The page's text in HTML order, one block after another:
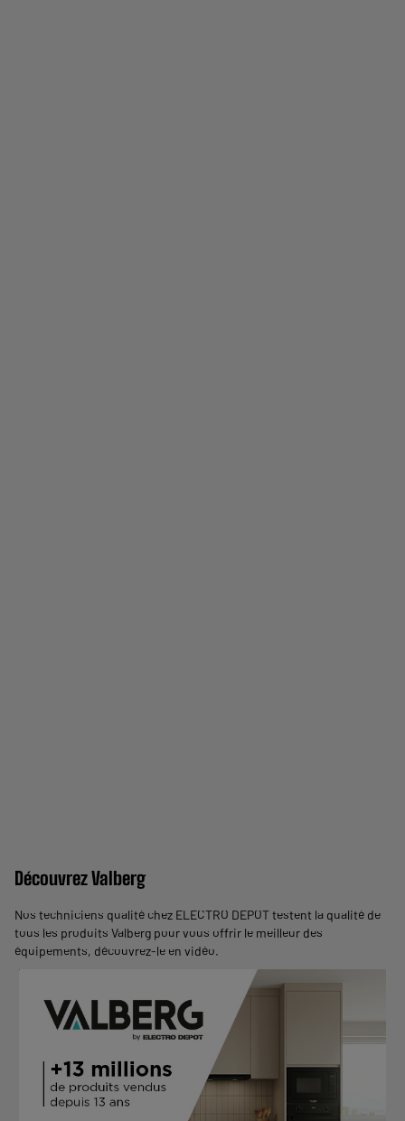
Découvrez Valberg
Nos techniciens qualité chez ELECTRO DEPOT testent la qualité de
tous les produits Valberg pour vous offrir le meilleur des
équipements, découvrez-le en vidéo.